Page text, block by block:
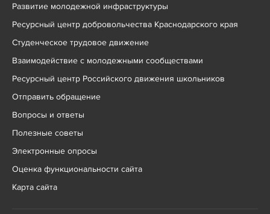
Развитие молодежной инфраструктуры
Ресурсный центр добровольчества Краснодарского края
Студенческое трудовое движение
Взаимодействие с молодежными сообществами
Ресурсный центр Российского движения школьников
Отправить обращение
Вопросы и ответы
Полезные советы
Электронные опросы
Оценка функциональности сайта
Карта сайта